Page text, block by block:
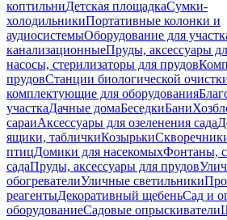
коптильниДетская площадкаСумки-
холодильникиПортативные колонки и
аудиосистемыОборудование для
канализационныеПруды, аксессуары
насосы, стерилизаторы для прудов
прудовСтанции биологической
комплектующие для оборудования
участкаДачные домаБеседкиБани
сараиАксессуары для озеленения сада
ящики, табличкиКозырьки
птицДомики для насекомыхФонтаны,
садаПруды, аксессуары для прудов
обогревателиУличные светильники
реагентыДекоративный щебеньСад и
оборудованиеСадовые опрыскиватели